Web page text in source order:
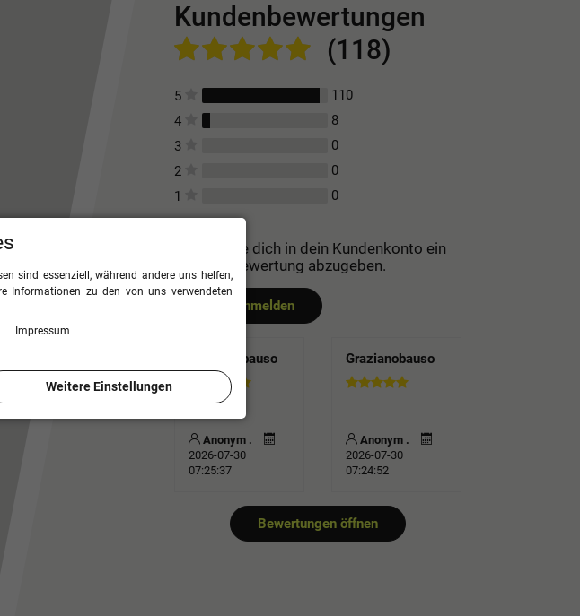
Kundenbewertungen
(118)
5
110
4
8
3
0
2
0
1
0
Bitte logge dich in dein Kundenkonto ein
um eine Bewertung abzugeben.
Jetzt anmelden
Grazianobauso
Anonym .
2026-07-30
07:25:37
Grazianobauso
Anonym .
2026-07-30
07:24:52
Bewertungen öffnen
sind essenziell, während andere uns helfen,
Informationen zu den von uns verwendeten
Impressum
Weitere Einstellungen